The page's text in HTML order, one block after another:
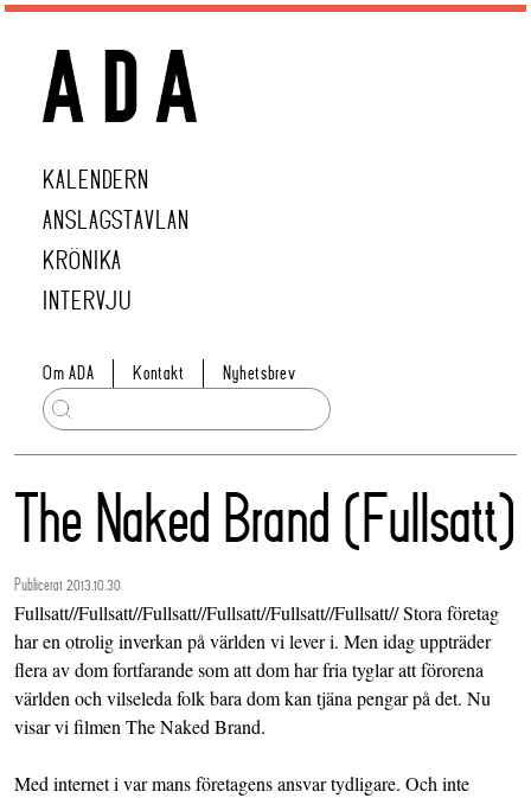
KALENDERN
ANSLAGSTAVLAN
KRÖNIKA
INTERVJU
Om ADA Kontakt Nyhetsbrev
The Naked Brand (Fullsatt)
Publicerat 2013.10.30
Fullsatt//Fullsatt//Fullsatt//Fullsatt//Fullsatt//Fullsatt// Stora företag
har en otrolig inverkan på världen vi lever i. Men idag uppträder
flera av dom fortfarande som att dom har fria tyglar att förorena
världen och vilseleda folk bara dom kan tjäna pengar på det. Nu
visar vi filmen The Naked Brand.
Med internet i var mans företagens ansvar tydligare. Och inte